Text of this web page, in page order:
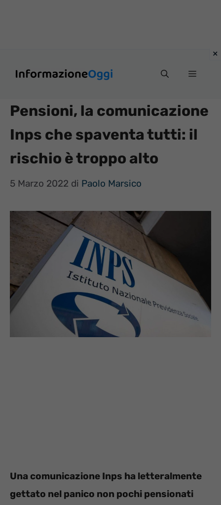
Menu
Pensioni, la comunicazione
Inps che spaventa tutti: il
rischio è troppo alto
5 Marzo 2022 di Paolo Marsico
Una comunicazione Inps ha letteralmente
gettato nel panico non pochi pensionati